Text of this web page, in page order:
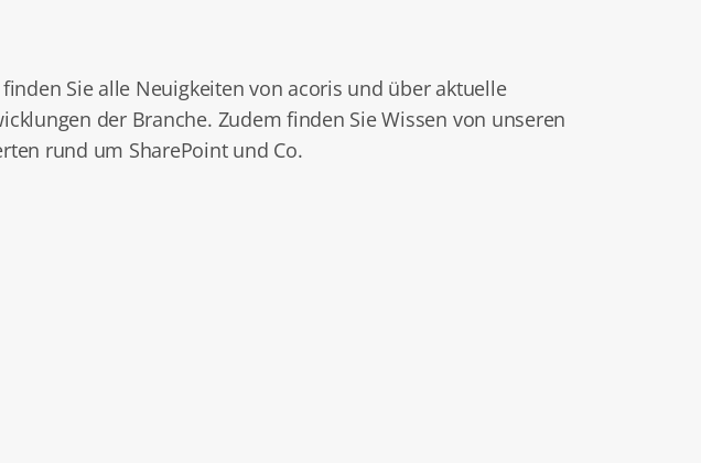
Sie alle Neuigkeiten von acoris und über aktuelle
der Branche. Zudem finden Sie Wissen von unseren
rund um SharePoint und Co.